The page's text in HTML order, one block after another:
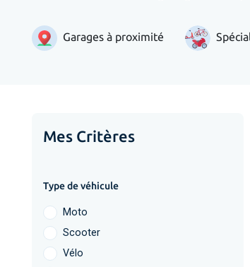
Garages à proximité
Mes Critères
Type de véhicule
Moto
Scooter
Vélo